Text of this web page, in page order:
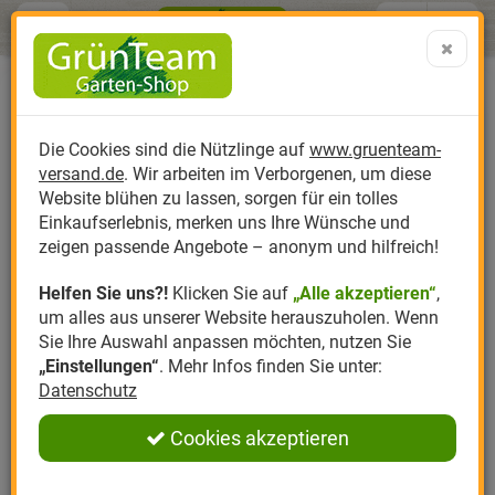
Produktkatalog
Anzucht
Dünger
Erde
Kompost
Pflanzenstärkung
Nützlinge Nützlinge gegen
Nützlingsarten
Nützlingsförderung
Nützlingszubehör
Hersteller
Biplantol
Felco
Gloria
Greenfield
Romberg
Themenwelt
Gemüsegarten
Rasen
Rosen
Ziergarten
Kräutergarten
Ratgeber
Aktuelle Themen
Schädlinge aktuell
Angebote
Sparsets / Set-
Angebote
0 ARTIKEL IM WARENKORB
Ergebnisse () Fertig
Menü Search
Die Cookies sind die Nützlinge auf www.gruenteam-
versand.de. Wir arbeiten im Verborgenen, um diese
Website blühen zu lassen, sorgen für ein tolles
Einkaufserlebnis, merken uns Ihre Wünsche und
zeigen passende Angebote – anonym und hilfreich!
Helfen Sie uns?! Klicken Sie auf „Alle akzeptieren“,
um alles aus unserer Website herauszuholen. Wenn
Sie Ihre Auswahl anpassen möchten, nutzen Sie
„Einstellungen“. Mehr Infos finden Sie unter:
Datenschutz
Cookies akzeptieren